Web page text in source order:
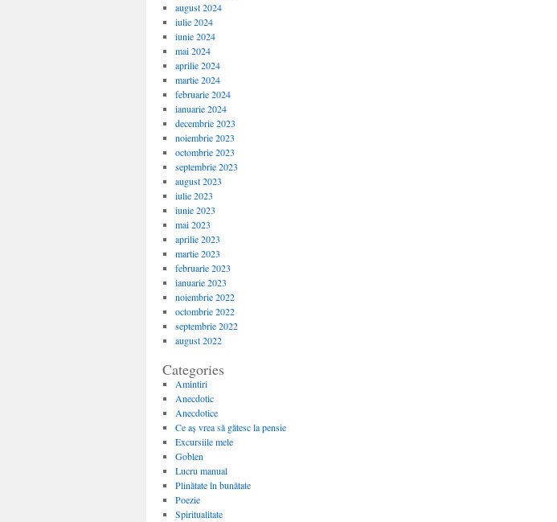
august 2024
iulie 2024
iunie 2024
mai 2024
aprilie 2024
martie 2024
februarie 2024
ianuarie 2024
decembrie 2023
noiembrie 2023
octombrie 2023
septembrie 2023
august 2023
iulie 2023
iunie 2023
mai 2023
aprilie 2023
martie 2023
februarie 2023
ianuarie 2023
noiembrie 2022
octombrie 2022
septembrie 2022
august 2022
Categories
Amintiri
Anecdotic
Anecdotice
Ce aș vrea să gătesc la pensie
Excursiile mele
Goblen
Lucru manual
Plinătate în bunătate
Poezie
Spiritualitate